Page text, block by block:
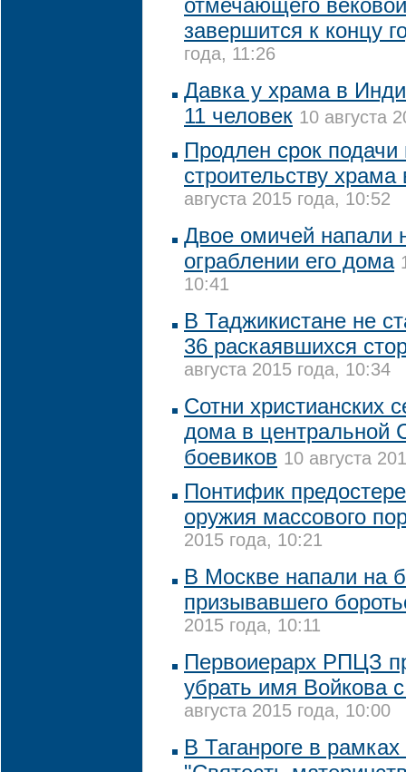
отмечающего
завершится к концу
года, 11:26
Давка у храма в
11 человек 10 августа
Продлен срок
строительству
августа 2015 года, 10:52
Двое омичей напали
ограблении его дома
10:41
В Таджикистане не
36 раскаявшихся
августа 2015 года, 10:34
Сотни христианских
дома в центральной
боевиков 10 августа
Понтифик
оружия массового
2015 года, 10:21
В Москве напали на
призывавшего
2015 года, 10:11
Первоиерарх РПЦЗ
убрать имя Войкова
августа 2015 года, 10:00
В Таганроге в